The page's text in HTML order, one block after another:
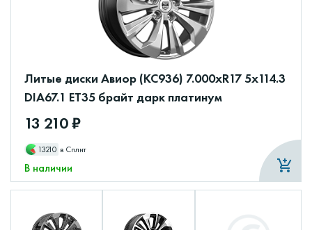
Литые диски Авиор (КС936) 7.000xR17 5x114.3
DIA67.1 ET35 брайт дарк платинум
13 210 ₽
13210 в Сплит
В наличии